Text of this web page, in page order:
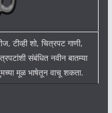
टीव्ही शो, चित्रपट गाणी,
संबंधित नवीन बातम्या
मूळ भाषेतून वाचू शकता.